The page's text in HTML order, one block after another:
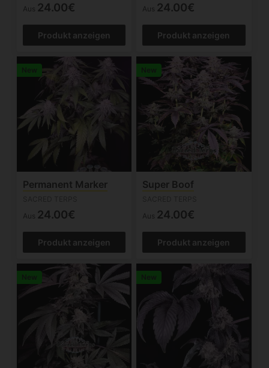
Aus 24.00€
Produkt anzeigen
Aus 24.00€
Produkt anzeigen
New
Permanent Marker
Aus 24.00€
Produkt anzeigen
New
Super Boof
Aus 24.00€
Produkt anzeigen
New New